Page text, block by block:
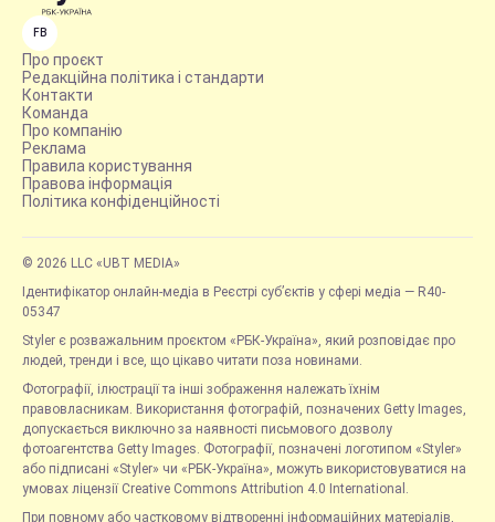
FB
Про проєкт
Редакційна політика і стандарти
Контакти
Команда
Про компанію
Реклама
Правила користування
Правова інформація
Політика конфіденційності
© 2026 LLC «UBT MEDIA»
Ідентифікатор онлайн-медіа в Реєстрі суб’єктів у сфері медіа — R40-
05347
Styler є розважальним проєктом «РБК-Україна», який розповідає про
людей, тренди і все, що цікаво читати поза новинами.
Фотографії, ілюстрації та інші зображення належать їхнім
правовласникам. Використання фотографій, позначених Getty Images,
допускається виключно за наявності письмового дозволу
фотоагентства Getty Images. Фотографії, позначені логотипом «Styler»
або підписані «Styler» чи «РБК-Україна», можуть використовуватися на
умовах ліцензії Creative Commons Attribution 4.0 International.
При повному або частковому відтворенні інформаційних матеріалів,